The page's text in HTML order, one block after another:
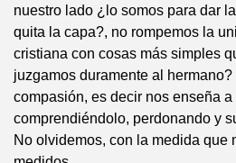
nuestro lado ¿lo somos para dar
quita la capa?, no rompemos la
cristiana con cosas más simples
juzgamos duramente al
compasión, es decir nos enseña
comprendiéndolo, perdonando y
No olvidemos, con la medida que